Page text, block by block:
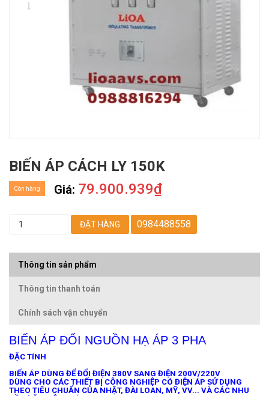
BIẾN ÁP CÁCH LY 150K
Giá: 79.900.939₫
Còn hàng
ĐẶT HÀNG 0984488558
Thông tin sản phẩm
Thông tin thanh toán
Chính sách vận chuyển
BIẾN ÁP ĐỔI NGUỒN HẠ ÁP 3 PHA
ĐẶC TÍNH
BIẾN ÁP DÙNG ĐỂ ĐỔI ĐIỆN 380V SANG ĐIỆN 200V/220V
DÙNG CHO CÁC THIẾT BỊ CÔNG NGHIỆP CÓ ĐIỆN ÁP SỬ DỤNG
THEO TIÊU CHUẨN CỦA NHẬT, ĐÀI LOAN, MỸ, VV... VÀ CÁC NHU